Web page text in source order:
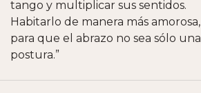
tango y multiplicar sus sentidos.
Habitarlo de manera más amorosa,
para que el abrazo no sea sólo una
postura.”